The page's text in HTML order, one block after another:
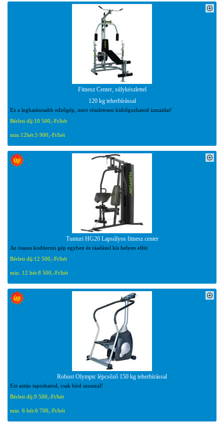
Fitnesz Center, súlykészlettel
120 kg teherbírással
Ez a leghatásosabb edzőgép, mert részletesen kidolgozhatod izmaidat!
Bérleti díj:10 500,-Ft/hét
min.12hét:5 900,-Ft/hét
Tunturi HG20 Lapsúlyos fitnesz center
Az összes koditermi gép egyben és ráadásul kis helyen elfér
Bérleti díj:12 500,-Ft/hét
min. 12 hét:8 500,-Ft/hét
Robust Olympic lépcsőző 150 kg teherbírással
Ezt aztán taposhatod, csak bírd szusszal!
Bérleti díj:9 500,-Ft/hét
min. 6 hét:6 700,-Ft/hét